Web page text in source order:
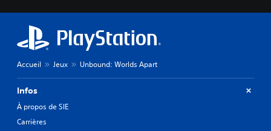
Accueil Jeux Unbound: Worlds Apart
Infos
À propos de SIE
Carrières